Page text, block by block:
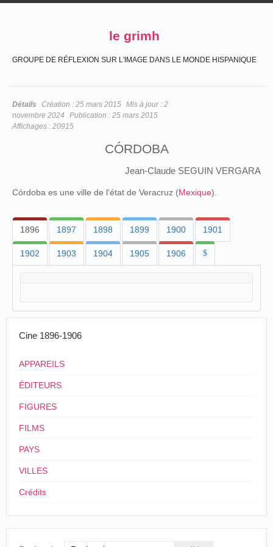
le grimh
GROUPE DE RÉFLEXION SUR L'IMAGE DANS LE MONDE HISPANIQUE
Détails Création : 25 mars 2015 Mis à jour : 2
novembre 2024
Publication : 25 mars 2015
Affichages : 20915
CÓRDOBA
Jean-Claude SEGUIN VERGARA
Córdoba es une ville de l'état de Veracruz (Mexique).
1896 1897 1898 1899 1900 1901
1902 1903 1904 1905 1906 $
Cine 1896-1906
APPAREILS
ÉDITEURS
FIGURES
FILMS
PAYS
VILLES
Crédits